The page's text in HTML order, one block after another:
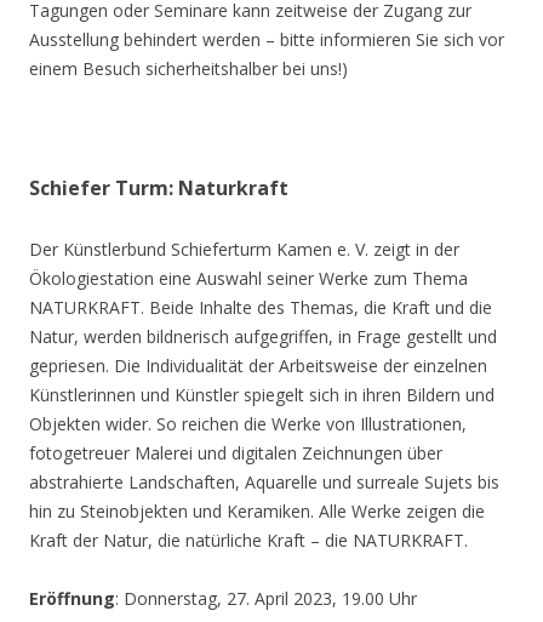
Tagungen oder Seminare kann zeitweise der Zugang zur
Ausstellung behindert werden – bitte informieren Sie sich vor
einem Besuch sicherheitshalber bei uns!)
Schiefer Turm: Naturkraft
Der Künstlerbund Schieferturm Kamen e. V. zeigt in der
Ökologiestation eine Auswahl seiner Werke zum Thema
NATURKRAFT. Beide Inhalte des Themas, die Kraft und die
Natur, werden bildnerisch aufgegriffen, in Frage gestellt und
gepriesen. Die Individualität der Arbeitsweise der einzelnen
Künstlerinnen und Künstler spiegelt sich in ihren Bildern und
Objekten wider. So reichen die Werke von Illustrationen,
fotogetreuer Malerei und digitalen Zeichnungen über
abstrahierte Landschaften, Aquarelle und surreale Sujets bis
hin zu Steinobjekten und Keramiken. Alle Werke zeigen die
Kraft der Natur, die natürliche Kraft – die NATURKRAFT.
Eröffnung: Donnerstag, 27. April 2023, 19.00 Uhr